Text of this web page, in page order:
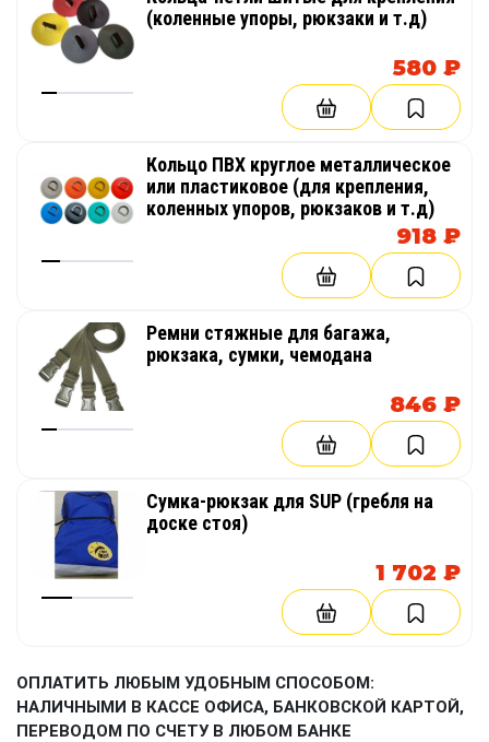
(коленные упоры, рюкзаки и т.д)
580 ₽
Кольцо ПВХ круглое металлическое
или пластиковое (для крепления,
коленных упоров, рюкзаков и т.д)
918 ₽
Ремни стяжные для багажа,
рюкзака, сумки, чемодана
846 ₽
Сумка-рюкзак для SUP (гребля на
доске стоя)
1 702 ₽
ОПЛАТИТЬ ЛЮБЫМ УДОБНЫМ СПОСОБОМ:
НАЛИЧНЫМИ В КАССЕ ОФИСА, БАНКОВСКОЙ КАРТОЙ,
ПЕРЕВОДОМ ПО СЧЕТУ В ЛЮБОМ БАНКЕ